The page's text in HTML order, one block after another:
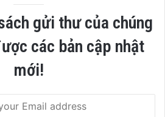
gửi thư của chúng
các bản cập nhật
mới!